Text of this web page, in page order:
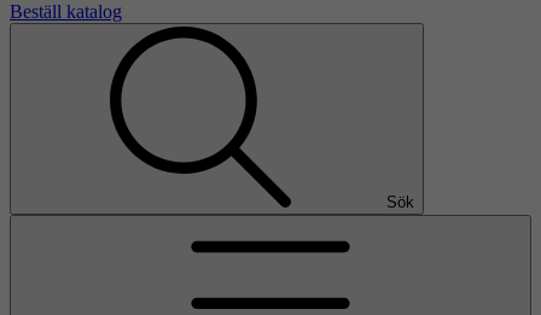
Beställ katalog
Sök